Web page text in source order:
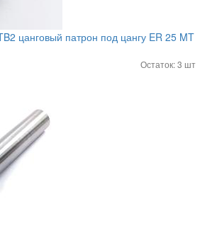
цанговый патрон под цангу ER 25 MT
Остаток: 3 шт